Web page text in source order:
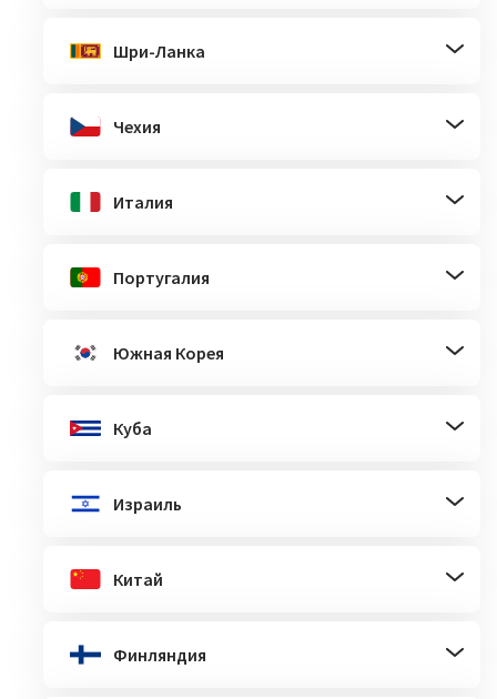
Шри-Ланка
Чехия
Италия
Португалия
Южная Корея
Куба
Израиль
Китай
Финляндия